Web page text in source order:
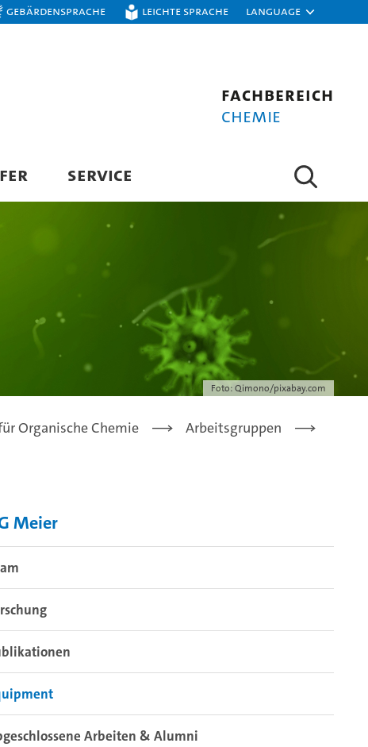
Gebärdensprache Leichte Sprache Language
Fachbereich
Chemie
SERVICE
Foto: Qimono/pixabay.com
Organische Chemie
Arbeitsgruppen
Meier
Arbeiten & Alumni